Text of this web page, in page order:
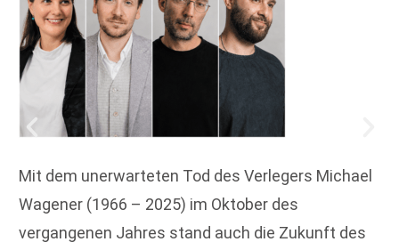
Mit dem unerwarteten Tod des Verlegers Michael
Wagener (1966 – 2025) im Oktober des
vergangenen Jahres stand auch die Zukunft des